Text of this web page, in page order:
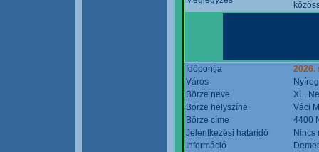
Időpontja
2026.
Város
Börze neve
XL.
Börze helyszíne
Váci
Börze címe
4400
Jelentkezési határidő
Nincs
Információ